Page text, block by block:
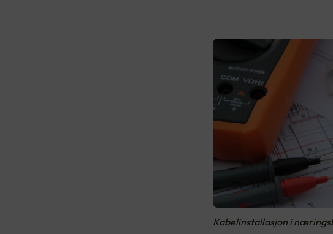
Kabelinstallasjon i